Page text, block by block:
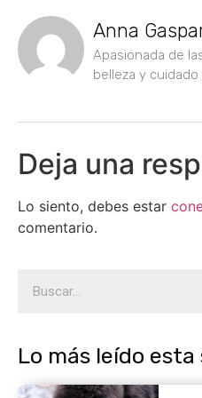
Anna
Apasionada de
belleza y cuidado
Deja una
Lo siento, debes estar
comentario.
Lo más leído esta